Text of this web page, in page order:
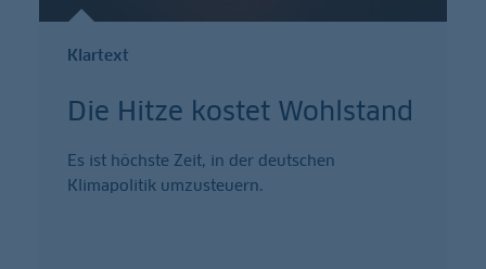
Klartext
Die Hitze kostet Wohlstand
Es ist höchste Zeit, in der deutschen
Klimapolitik umzusteuern.